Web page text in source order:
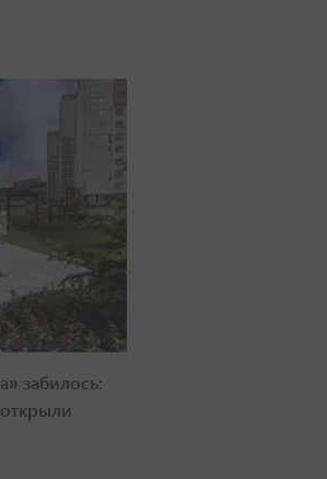
забилось: